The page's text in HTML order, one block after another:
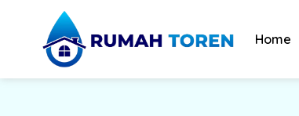
content
Home